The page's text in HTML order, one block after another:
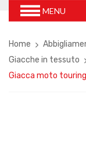
MENU
Home
Giacche in tessuto
Giacca moto touring